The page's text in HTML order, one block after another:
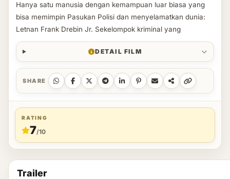
Hanya satu manusia dengan kemampuan luar biasa yang
bisa memimpin Pasukan Polisi dan menyelamatkan dunia:
Letnan Frank Drebin Jr. Sekelompok kriminal yang
DETAIL FILM
SHARE
RATING
7/10
Trailer